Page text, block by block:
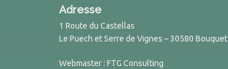
Adresse
1 Route du Castellas
Le Puech et Serre de Vignes – 30580 Bouquet
Webmaster : FTG Consulting